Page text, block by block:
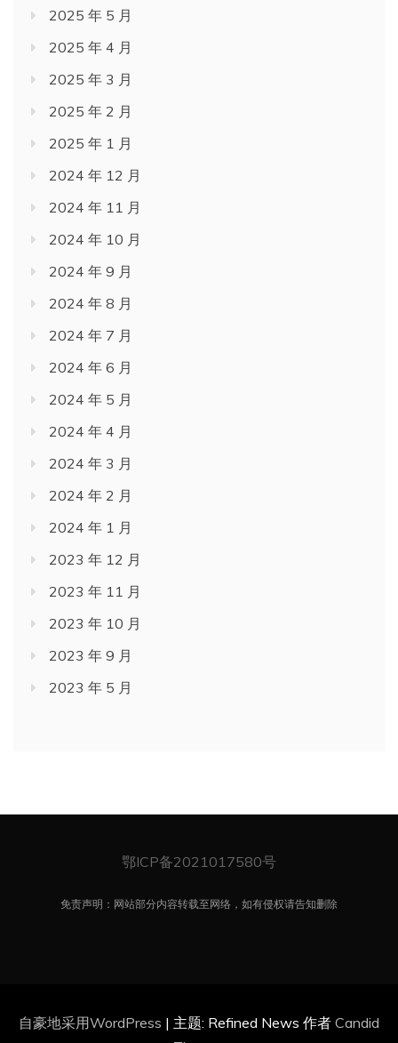
2025 年 5 月
2025 年 4 月
2025 年 3 月
2025 年 2 月
2025 年 1 月
2024 年 12 月
2024 年 11 月
2024 年 10 月
2024 年 9 月
2024 年 8 月
2024 年 7 月
2024 年 6 月
2024 年 5 月
2024 年 4 月
2024 年 3 月
2024 年 2 月
2024 年 1 月
2023 年 12 月
2023 年 11 月
2023 年 10 月
2023 年 9 月
2023 年 5 月
鄂ICP备2021017580号
免责声明：网站部分内容转载至网络，如有侵权请告知删除
自豪地采用WordPress | 主题: Refined News 作者 Candid